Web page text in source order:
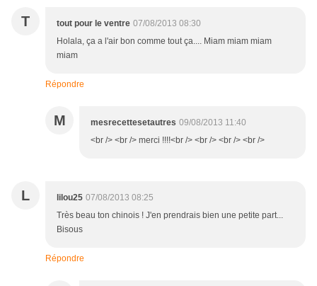
T tout pour le ventre 07/08/2013 08:30
Holala, ça a l'air bon comme tout ça.... Miam miam miam
miam
Répondre
M mesrecettesetautres 09/08/2013 11:40
<br /> <br /> merci !!!!<br /> <br /> <br /> <br />
L lilou25 07/08/2013 08:25
Très beau ton chinois ! J'en prendrais bien une petite part...
Bisous
Répondre